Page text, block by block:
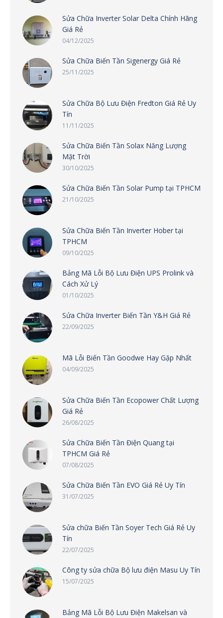
Sửa Chữa Inverter Solar Delta Chính Hãng
Giá Rẻ
04/12/2025
Sửa Chữa Biến Tần Sigenergy Giá Rẻ
25/11/2025
Sửa Chữa Bộ Lưu Điện Fredton Giá Rẻ Uy
Tín
11/11/2025
Sửa Chữa Biến Tần Solax Năng Lượng
Mặt Trời
30/10/2025
Sửa Chữa Biến Tần Solar Pump tại TPHCM
21/10/2025
Sửa Chữa Biến Tần Inverter Hober tại
TPHCM
09/10/2025
Bảng Mã Lỗi Bộ Lưu Điện UPS Prolink và
Cách Xử Lý
01/10/2025
Sửa Chữa Inverter Biến Tần Y&H Giá Rẻ
22/09/2025
Mã Lỗi Biến Tần Goodwe Hay Gặp Nhất
04/09/2025
Sửa Chữa Biến Tần Ecopower Chất Lượng
Giá Rẻ
26/08/2025
Sửa Chữa Biến Tần Điện Quang tại
TPHCM Giá Rẻ
07/08/2025
Sửa Chữa Biến Tần EVO Giá Rẻ Uy Tín
31/07/2025
Sửa chữa Biến Tần Soyer Tech Giá Rẻ Uy
Tín
22/07/2025
Công ty sửa chữa Bộ lưu điện Masu Uy Tín
15/07/2025
Bảng Mã Lỗi Bộ Lưu Điện Makelsan và